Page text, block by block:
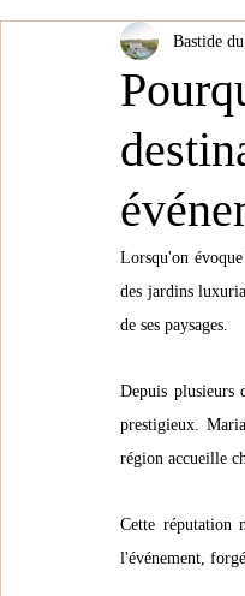
Bastide
Lorsqu'on
des jardins
de ses paysages.
Depuis plusieurs
prestigieux.
région accueille
Cette réputation
l'événement,